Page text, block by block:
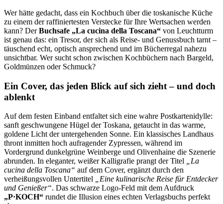
Wer hätte gedacht, dass ein Kochbuch über die toskanische Küche
zu einem der raffiniertesten Verstecke für Ihre Wertsachen werden
kann? DerBuchsafe „La cucina della Toscana“ von Leuchtturm
ist genau das: ein Tresor, der sich als Reise- und Genussbuch tarnt –
täuschend echt, optisch ansprechend und im Bücherregal nahezu
unsichtbar. Wer sucht schon zwischen Kochbüchern nach Bargeld,
Goldmünzen oder Schmuck?
Ein Cover, das jeden Blick auf sich zieht – und doch
ablenkt
Auf dem festen Einband entfaltet sich eine wahre Postkartenidylle:
sanft geschwungene Hügel der Toskana, getaucht in das warme,
goldene Licht der untergehenden Sonne. Ein klassisches Landhaus
thront inmitten hoch aufragender Zypressen, während im
Vordergrund dunkelgrüne Weinberge und Olivenhaine die Szenerie
abrunden. In eleganter, weißer Kalligrafie prangt der Titel „La
cucina della Toscana“ auf dem Cover, ergänzt durch den
verheißungsvollen Untertitel „Eine kulinarische Reise für Entdecker
und Genießer“. Das schwarze Logo-Feld mit dem Aufdruck
„P·KOCH“ rundet die Illusion eines echten Verlagsbuchs perfekt